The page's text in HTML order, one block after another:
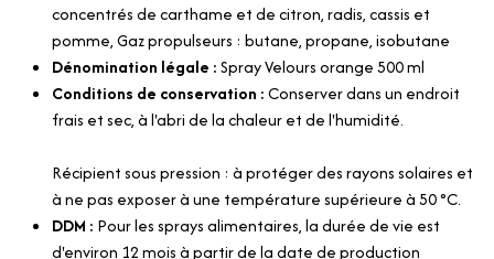
concentrés de carthame et de citron, radis, cassis et
pomme, Gaz propulseurs : butane, propane, isobutane
Dénomination légale :Spray Velours orange 500 ml
Conditions de conservation :Conserver dans un endroit
frais et sec, à l'abri de la chaleur et de l'humidité.
Récipient sous pression : à protéger des rayons solaires et
à ne pas exposer à une température supérieure à 50 °C.
DDM : Pour les sprays alimentaires, la durée de vie est
d'environ 12 mois à partir de la date de production